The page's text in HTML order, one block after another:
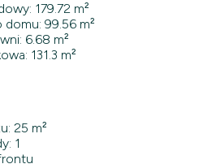
179.72 m²
99.56 m²
6.68 m²
131.3 m²
25 m²
1